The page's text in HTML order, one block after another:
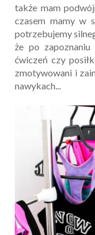
także mam
czasem mamy w
potrzebujemy
że po
ćwiczeń czy
zmotywowani i
nawykach...